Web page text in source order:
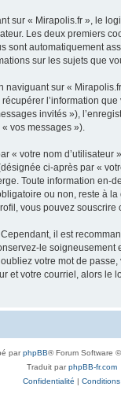
sur « Mirapolis.fr », le
Les deux premiers
automatiquement
sur les sujets que
sur «
l’information
invités »),
vos messages »).
« votre nom
ci-après par «
Toute information en-
ou non, reste à
vous pouvez
il est
le
votre mot de
et votre courriel, alors
parphpBB® Forum Software
Traduit parphpBB-fr.com
Confidentialité | Conditions